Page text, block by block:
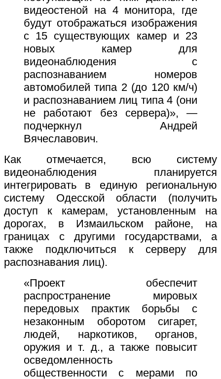
видеостеной на 4 монитора, где
будут отображаться изображения
с 15 существующих камер и 23
новых камер для
видеонаблюдения с
распознаванием номеров
автомобилей типа 2 (до 120 км/ч)
и распознаванием лиц типа 4 (они
не работают без сервера)», —
подчеркнул Андрей
Вячеславович.
Как отмечается, всю систему
видеонаблюдения планируется
интегрировать в единую региональную
систему Одесской области (получить
доступ к камерам, установленным на
дорогах, в Измаильском районе, на
границах с другими государствами, а
также подключиться к серверу для
распознавания лиц).
«Проект обеспечит
распространение мировых
передовых практик борьбы с
незаконным оборотом сигарет,
людей, наркотиков, органов,
оружия и т. д., а также повысит
осведомленность
общественности с мерами по